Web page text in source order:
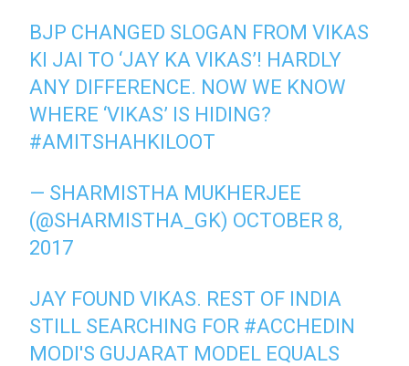
BJP CHANGED SLOGAN FROM VIKAS
KI JAI TO ‘JAY KA VIKAS’! HARDLY
ANY DIFFERENCE. NOW WE KNOW
WHERE ‘VIKAS’ IS HIDING?
#AMITSHAHKILOOT
— SHARMISTHA MUKHERJEE
(@SHARMISTHA_GK) OCTOBER 8,
2017
JAY FOUND VIKAS. REST OF INDIA
STILL SEARCHING FOR #ACCHEDIN
MODI'S GUJARAT MODEL EQUALS